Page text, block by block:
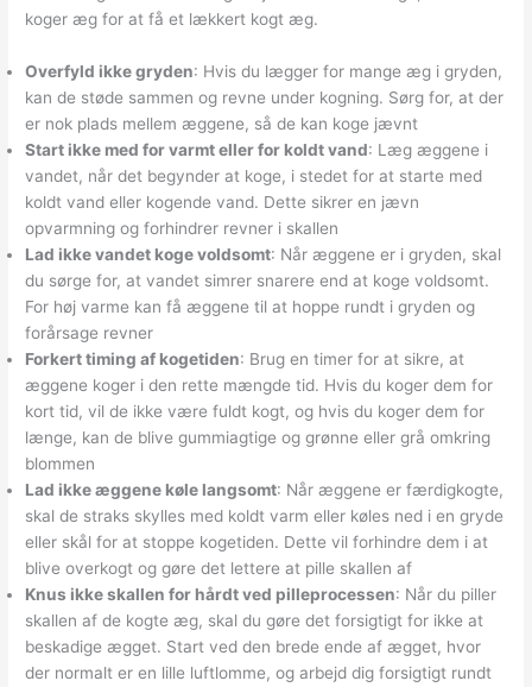
koger æg for at få et lækkert kogt æg.
Overfyld ikke gryden: Hvis du lægger for mange æg i gryden,
kan de støde sammen og revne under kogning. Sørg for, at der
er nok plads mellem æggene, så de kan koge jævnt
Start ikke med for varmt eller for koldt vand: Læg æggene i
vandet, når det begynder at koge, i stedet for at starte med
koldt vand eller kogende vand. Dette sikrer en jævn
opvarmning og forhindrer revner i skallen
Lad ikke vandet koge voldsomt: Når æggene er i gryden, skal
du sørge for, at vandet simrer snarere end at koge voldsomt.
For høj varme kan få æggene til at hoppe rundt i gryden og
forårsage revner
Forkert timing af kogetiden: Brug en timer for at sikre, at
æggene koger i den rette mængde tid. Hvis du koger dem for
kort tid, vil de ikke være fuldt kogt, og hvis du koger dem for
længe, kan de blive gummiagtige og grønne eller grå omkring
blommen
Lad ikke æggene køle langsomt: Når æggene er færdigkogte,
skal de straks skylles med koldt varm eller køles ned i en gryde
eller skål for at stoppe kogetiden. Dette vil forhindre dem i at
blive overkogt og gøre det lettere at pille skallen af
Knus ikke skallen for hårdt ved pilleprocessen: Når du piller
skallen af de kogte æg, skal du gøre det forsigtigt for ikke at
beskadige ægget. Start ved den brede ende af ægget, hvor
der normalt er en lille luftlomme, og arbejd dig forsigtigt rundt